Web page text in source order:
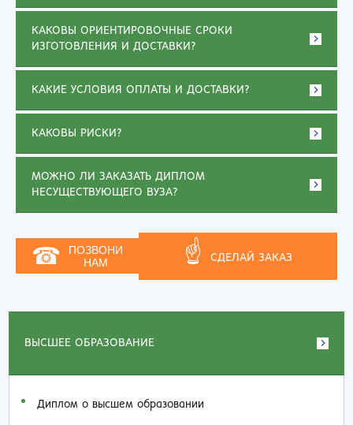
ВЫСШЕЕ ОБРАЗОВАНИЕ
Диплом о высшем образовании
КАКОВЫ ОРИЕНТИРОВОЧНЫЕ СРОКИ
ИЗГОТОВЛЕНИЯ И ДОСТАВКИ?
КАКИЕ УСЛОВИЯ ОПЛАТЫ И ДОСТАВКИ?
КАКОВЫ РИСКИ?
МОЖНО ЛИ ЗАКАЗАТЬ ДИПЛОМ
НЕСУЩЕСТВУЮЩЕГО ВУЗА?
☎
ПОЗВОНИ
НАМ
☝ СДЕЛАЙ ЗАКАЗ